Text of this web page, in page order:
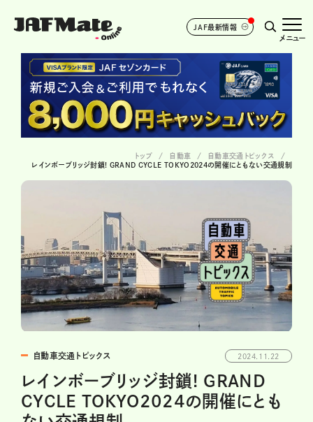
JAF最新情報
メニュー
トップ 自動車
自動車交通トピックス
レインボーブリッジ封鎖! GRAND CYCLE TOKYO2024の開催にともない交通規制
自動車交通トピックス 2024.11.22
レインボーブリッジ封鎖! GRAND
CYCLE TOKYO2024の開催にとも